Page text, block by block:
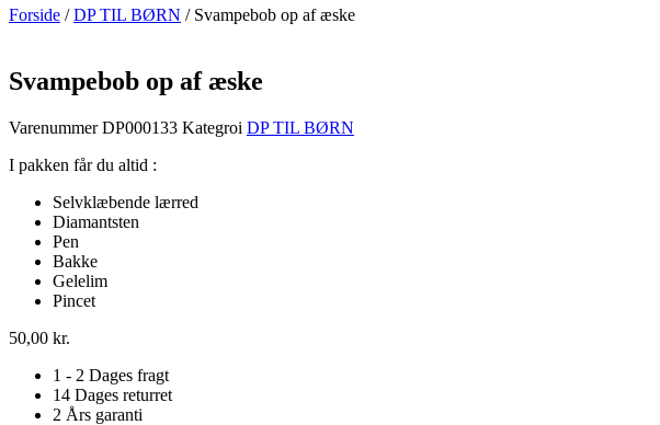
Forside /DP TIL BØRN / Svampebob op af æske
Svampebob op af æske
VarenummerDP000133 Kategroi DP TIL BØRN
I pakken får du altid :
Selvklæbende lærred
Diamantsten
Pen
Bakke
Gelelim
Pincet
50,00 kr.
1 - 2 Dages fragt
14 Dages returret
2 Års garanti